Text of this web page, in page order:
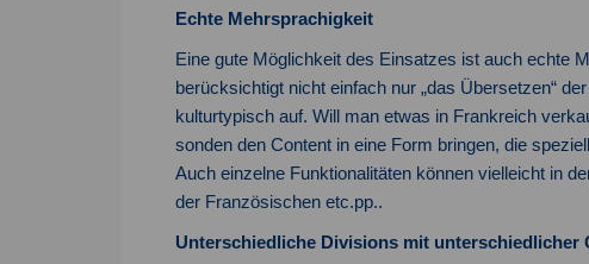
Echte Mehrsprachigkeit
Eine gute Möglichkeit des Einsatzes ist auch echte
berücksichtigt nicht einfach nur „das Übersetzen“
kulturtypisch auf. Will man etwas in Frankreich
sonden den Content in eine Form bringen, die
Auch einzelne Funktionalitäten können vielleicht in
der Französischen etc.pp..
Unterschiedliche Divisions mit unterschiedlicher